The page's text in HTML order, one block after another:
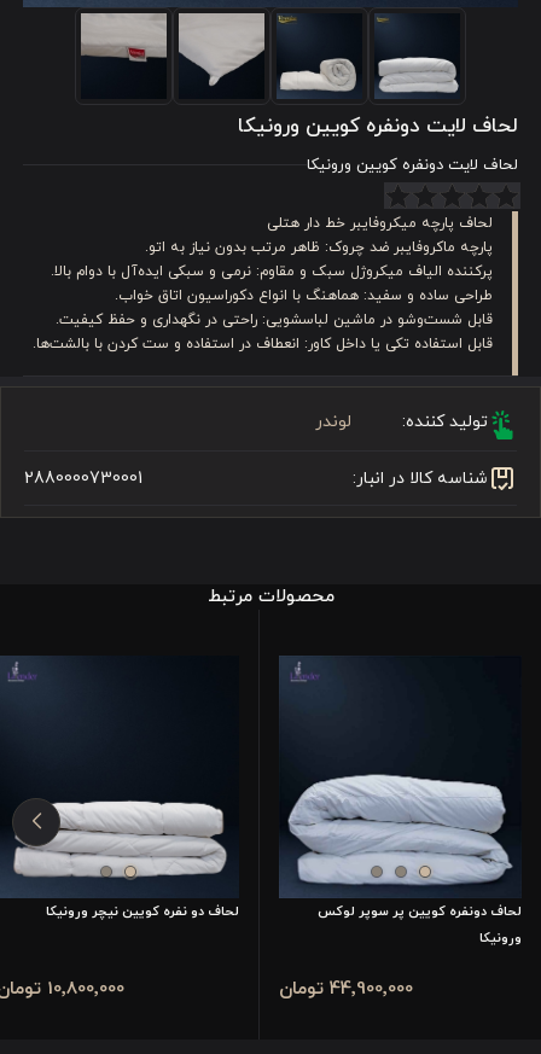
لحاف لایت دونفره کویین ورونیکا
لحاف لایت دونفره کویین ورونیکا
لحاف پارچه میکروفایبر خط دار هتلی
پارچه ماکروفایبر ضد چروک: ظاهر مرتب بدون نیاز به اتو.
پرکننده الیاف میکروژل سبک و مقاوم: نرمی و سبکی ایده‌آل با دوام بالا.
طراحی ساده و سفید: هماهنگ با انواع دکوراسیون اتاق خواب.
قابل شست‌وشو در ماشین لباسشویی: راحتی در نگهداری و حفظ کیفیت.
قابل استفاده تکی یا داخل کاور: انعطاف در استفاده و ست کردن با بالشت‌ها.
تولید کننده: لوندر
شناسه کالا در انبار: 2880000730001
محصولات مرتبط
لحاف دونفره کویین پر سوپر لوکس
ورونیکا
44٬900٬000 تومان
لحاف دو نفره کویین نیچر ورونیکا
10٬800٬000 تومان